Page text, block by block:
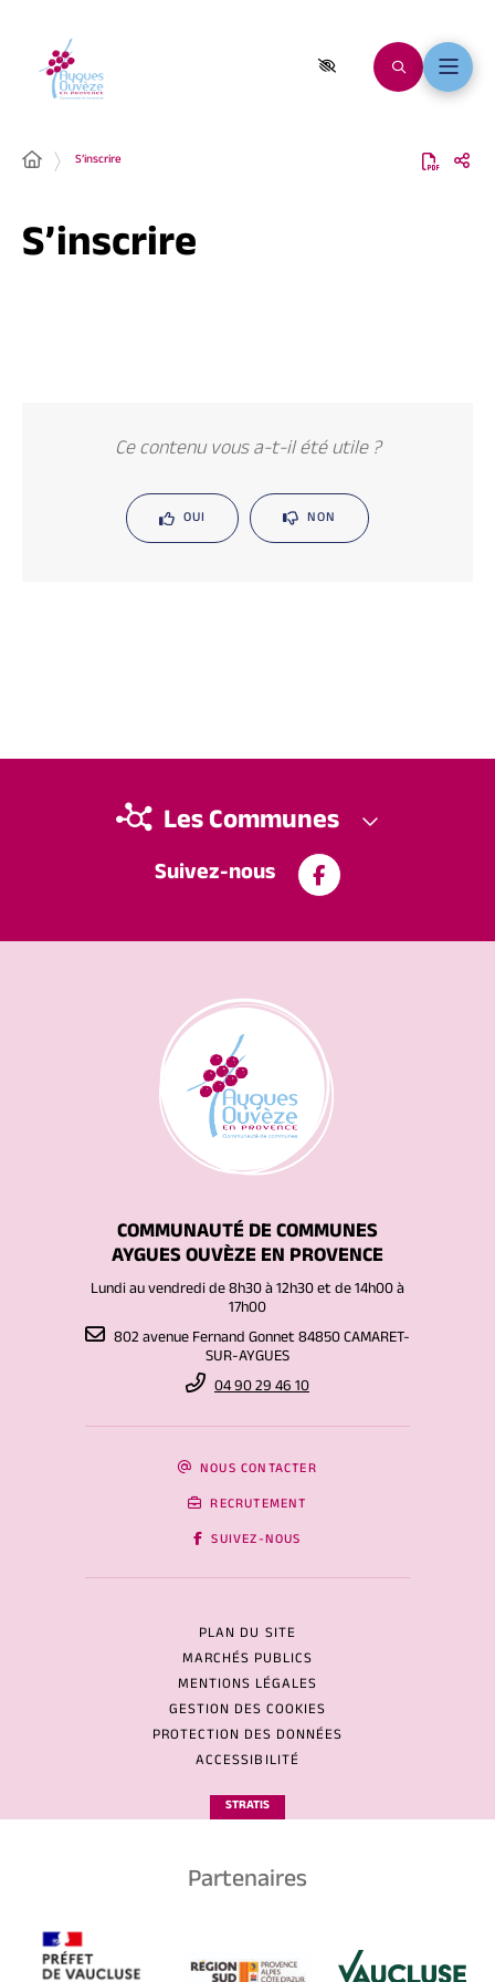
S’inscrire
S’inscrire
Ce contenu vous a-t-il été utile ?
OUI NON
Suivez-nous
Les Communes
COMMUNAUTÉ DE COMMUNES
AYGUES OUVÈZE EN PROVENCE
Lundi au vendredi de 8h30 à 12h30 et de 14h00 à
17h00
802 avenue Fernand Gonnet 84850 CAMARET-
SUR-AYGUES
04 90 29 46 10
NOUS CONTACTER
RECRUTEMENT
SUIVEZ-NOUS
PLAN DU SITE
MARCHÉS PUBLICS
MENTIONS LÉGALES
GESTION DES COOKIES
PROTECTION DES DONNÉES
ACCESSIBILITÉ
STRATIS
Partenaires